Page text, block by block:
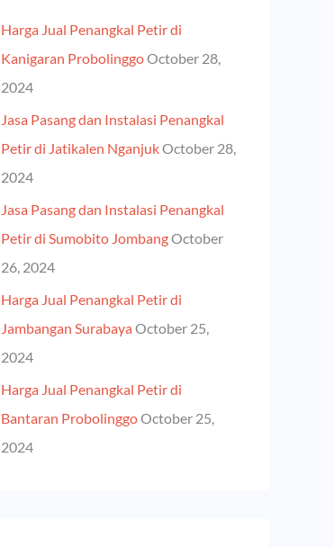
:
Harga Jual Penangkal Petir di
Kanigaran ProbolinggoOctober 28,
2024
Jasa Pasang dan Instalasi Penangkal
Petir di Jatikalen NganjukOctober 28,
2024
Jasa Pasang dan Instalasi Penangkal
Petir di Sumobito JombangOctober
26, 2024
Harga Jual Penangkal Petir di
Jambangan SurabayaOctober 25,
2024
Harga Jual Penangkal Petir di
Bantaran ProbolinggoOctober 25,
2024